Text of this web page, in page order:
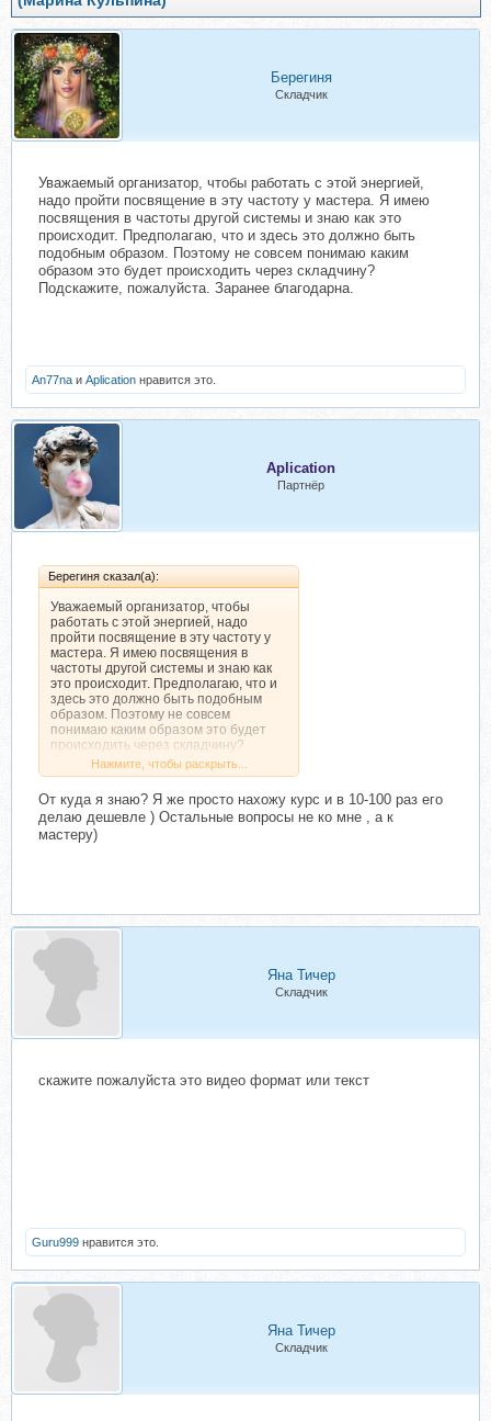
Берегиня
Складчик
Уважаемый организатор, чтобы работать с этой энергией,
надо пройти посвящение в эту частоту у мастера. Я имею
посвящения в частоты другой системы и знаю как это
происходит. Предполагаю, что и здесь это должно быть
подобным образом. Поэтому не совсем понимаю каким
образом это будет происходить через складчину?
Подскажите, пожалуйста. Заранее благодарна.
Аn77na и Aplication нравится это.
Aplication
Партнёр
Берегиня сказал(а):
Уважаемый организатор, чтобы
работать с этой энергией, надо
пройти посвящение в эту частоту у
мастера. Я имею посвящения в
частоты другой системы и знаю как
это происходит. Предполагаю, что и
здесь это должно быть подобным
образом. Поэтому не совсем
понимаю каким образом это будет
происходить через складчину?
Подскажите, пожалуйста. Заранее
благодарна.
Нажмите, чтобы раскрыть...
От куда я знаю? Я же просто нахожу курс и в 10-100 раз его
делаю дешевле ) Остальные вопросы не ко мне , а к
мастеру)
Яна Тичер
Складчик
скажите пожалуйста это видео формат или текст
Guru999 нравится это.
Яна Тичер
Складчик